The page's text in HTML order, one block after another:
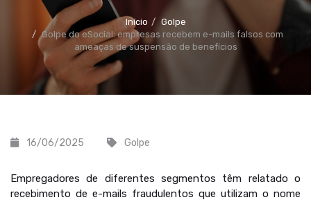
Início
Golpe
Golpe do eSocial: empresas recebem e-mails falsos com
ameaças de suspensão de benefícios
16/06/2025 Golpe
Empregadores de diferentes segmentos têm relatado o
recebimento de e-mails fraudulentos que utilizam o nome